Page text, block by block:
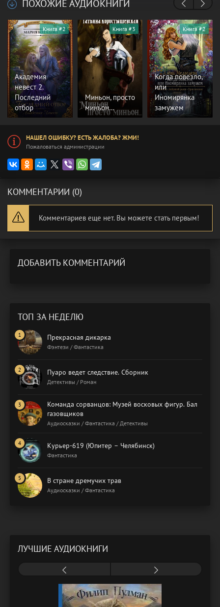
ПОХОЖИЕ АУДИОКНИГИ
Академия
невест 2.
Последний
отбор
Книга #2
Миньон, просто
миньон…
Книга #3
Когда повезло,
или
Иномирянка
замужем
Книга #2
НАШЕЛ ОШИБКУ? ЕСТЬ ЖАЛОБА? ЖМИ!
Пожаловаться администрации
КОММЕНТАРИИ (0)
Комментариев еще нет. Вы можете стать первым!
ДОБАВИТЬ КОММЕНТАРИЙ
ТОП ЗА НЕДЕЛЮ
Прекрасная дикарка
Фэнтези / Фантастика
Пуаро ведет следствие. Сборник
Детективы / Роман
Команда сорванцов: Музей восковых фигур. Бал
газовщиков
Аудиосказки / Фантастика / Детективы
Курьер-619 (Юпитер – Челябинск)
Фантастика
В стране дремучих трав
Аудиосказки / Фантастика
ЛУЧШИЕ АУДИОКНИГИ